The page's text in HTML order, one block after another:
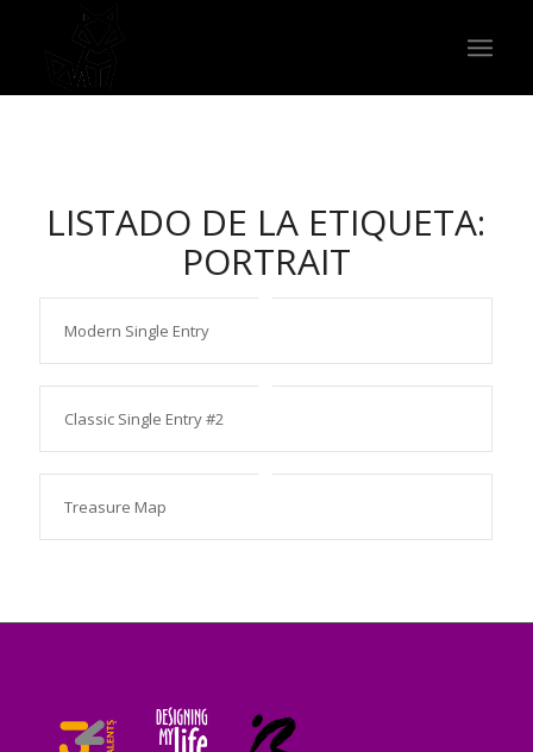
LISTADO DE LA ETIQUETA:
PORTRAIT
Modern Single Entry
Classic Single Entry #2
Treasure Map